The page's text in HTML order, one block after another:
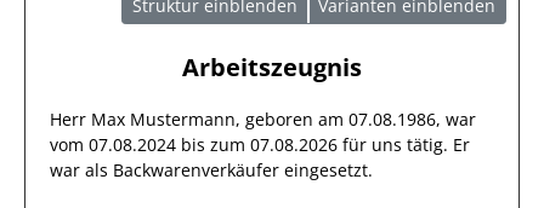
Struktur einblenden Varianten einblenden
Arbeitszeugnis
Herr Max Mustermann, geboren am 07.08.1986, war
vom 07.08.2024 bis zum 07.08.2026 für uns tätig. Er
war als Backwarenverkäufer eingesetzt.